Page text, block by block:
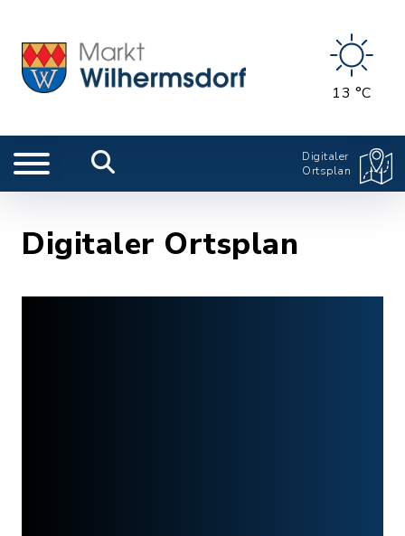
13 °C
Digitaler
Ortsplan
Digitaler Ortsplan